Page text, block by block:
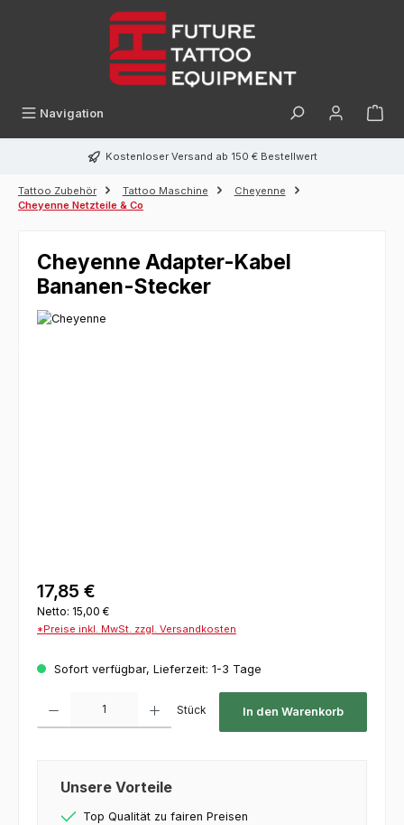
Navigation
Kostenloser Versand ab 150 € Bestellwert
Tattoo Zubehör Tattoo Maschine
Cheyenne
Cheyenne Netzteile & Co
Cheyenne Adapter-Kabel
Bananen-Stecker
17,85 €
Netto: 15,00 €
*Preise inkl. MwSt. zzgl. Versandkosten
Sofort verfügbar, Lieferzeit: 1-3 Tage
Stück In den Warenkorb
Unsere Vorteile
Top Qualität zu fairen Preisen